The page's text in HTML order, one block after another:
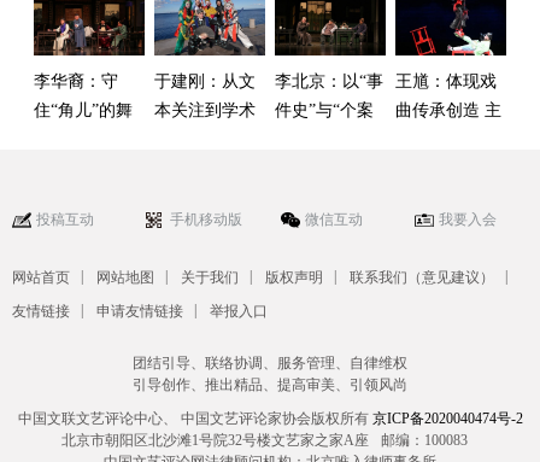
李华裔：守
住“角儿”的舞
于建刚：从文
本关注到学术
李北京：以“事
件史”与“个案
王馗：体现戏
曲传承创造 主
投稿互动 手机移动版 微信互动 我要入会
网站首页 | 网站地图 | 关于我们 | 版权声明 | 联系我们（意见建议） |
友情链接 | 申请友情链接 | 举报入口
团结引导、联络协调、服务管理、自律维权
引导创作、推出精品、提高审美、引领风尚
中国文联文艺评论中心、 中国文艺评论家协会版权所有 京ICP备2020040474号-2
北京市朝阳区北沙滩1号院32号楼文艺家之家A座
邮编：100083